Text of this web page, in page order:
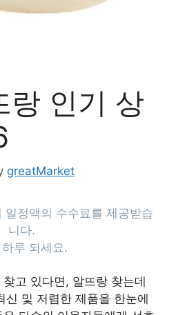
랑 인기 상
greatMarket
일정액의 수수료를 제공받습
니다.
루 되세요.
고 있다면, 알뜨랑 찾는데
신 및 저렴한 제품을 한눈에